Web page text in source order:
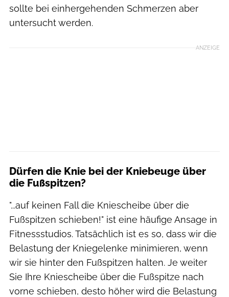
sollte bei einhergehenden Schmerzen aber
untersucht werden.
ANZEIGE
Dürfen die Knie bei der Kniebeuge über
die Fußspitzen?
"...auf keinen Fall die Kniescheibe über die
Fußspitzen schieben!" ist eine häufige Ansage in
Fitnessstudios. Tatsächlich ist es so, dass wir die
Belastung der Kniegelenke minimieren, wenn
wir sie hinter den Fußspitzen halten. Je weiter
Sie Ihre Kniescheibe über die Fußspitze nach
vorne schieben, desto höher wird die Belastung